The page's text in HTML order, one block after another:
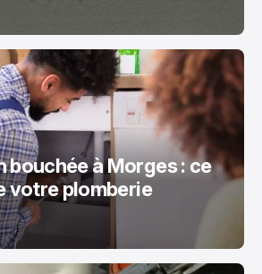
bouchée à Morges : ce
votre plomberie